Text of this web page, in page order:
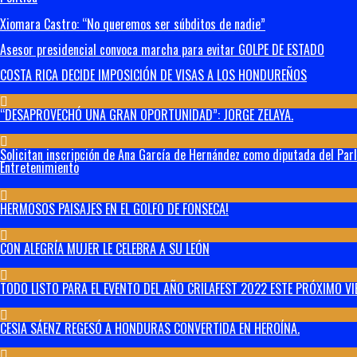
Xiomara Castro: “No queremos ser súbditos de nadie”
Asesor presidencial convoca marcha para evitar GOLPE DE ESTADO
COSTA RICA DECIDE IMPOSICIÓN DE VISAS A LOS HONDUREÑOS
“DESAPROVECHÓ UNA GRAN OPORTUNIDAD”: JORGE ZELAYA.
Solicitan inscripción de Ana García de Hernández como diputada del
Entretenimiento
HERMOSOS PAISAJES EN EL GOLFO DE FONSECA!
CON ALEGRÍA MUJER LE CELEBRA A SU LEÓN
TODO LISTO PARA EL EVENTO DEL AÑO CRILAFEST 2022 ESTE PRÓXIMO
CESIA SÁENZ REGESÓ A HONDURAS CONVERTIDA EN HEROÍNA.